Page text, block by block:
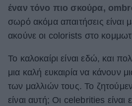
Αφιερώματα
ΒΟΞ
Χωρίς Ταμπέλες
έναν τόνο πιο σκούρα,
σωρό ακόμα απαιτήσεις είναι
ακούνε οι colorists στο
Το καλοκαίρι είναι εδώ, και
μια καλή ευκαιρία να κάνουν
των μαλλιών τους. Το
είναι αυτή; Οι celebrities είναι